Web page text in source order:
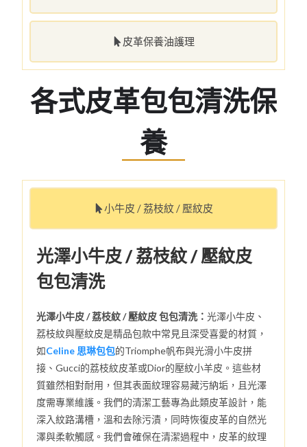
皮革保養油護理
各式皮革包包清洗保
養
小牛皮 / 荔枝紋 / 壓紋皮
光澤小牛皮 / 荔枝紋 / 壓紋皮
包包清洗
光澤小牛皮 / 荔枝紋 / 壓紋皮 包包清洗：光澤小牛皮、
荔枝紋與壓紋皮是精品包款中常見且深受喜愛的材質，
如Celine 思琳包包的Triomphe帆布與光滑小牛皮拼
接、Gucci的荔枝紋皮革或Dior的壓紋小羊皮。這些材
質雖然相對耐用，但其表面紋理容易藏污納垢，且光澤
度需專業維護。我們的清潔工藝專為此類皮革設計，能
深入紋路溝槽，溫和去除污漬，同時恢復皮革的自然光
澤與柔軟觸感。我們會確保在清潔過程中，皮革的紋理